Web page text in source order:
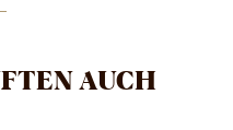
AUCH